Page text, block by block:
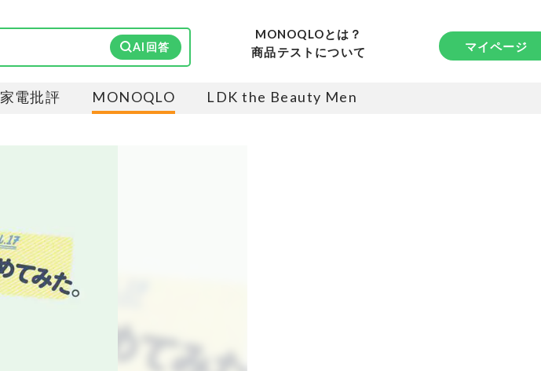
AI回答
MONOQLOとは？
商品テストについて
マイページ
家電批評 MONOQLO LDK the Beauty Men